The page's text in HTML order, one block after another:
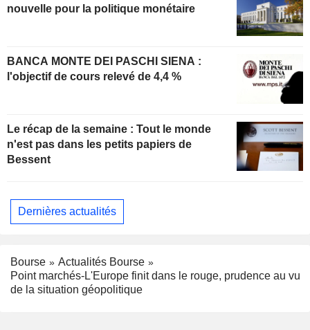
nouvelle pour la politique monétaire
BANCA MONTE DEI PASCHI SIENA :
l'objectif de cours relevé de 4,4 %
Le récap de la semaine : Tout le monde
n'est pas dans les petits papiers de
Bessent
Dernières actualités
Bourse
Actualités Bourse
Point marchés-L'Europe finit dans le rouge, prudence au vu
de la situation géopolitique